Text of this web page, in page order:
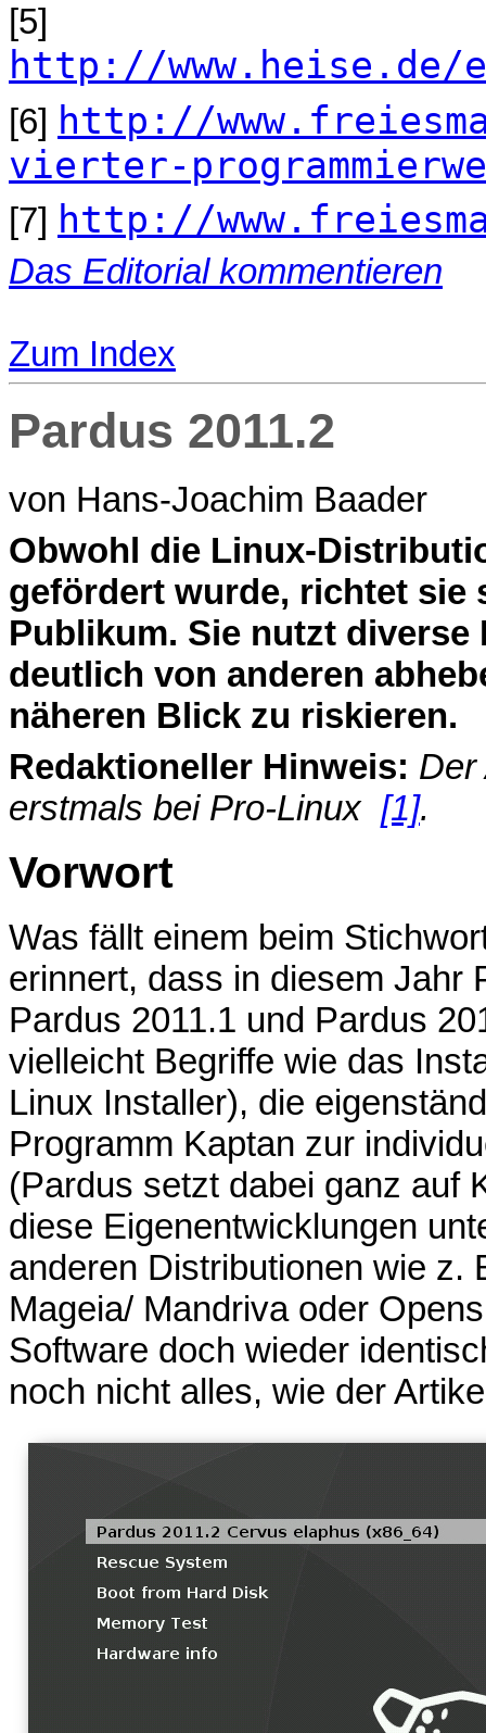
[5]
http://
[6] http://
vierter-
[7] http://
Das Editorial kommentieren
Zum Index
Pardus 2011.2
von Hans-Joachim Baader
Obwohl die Linux-
gefördert wurde, richtet sie
Publikum. Sie nutzt
deutlich von anderen
näheren Blick zu riskieren.
Redaktioneller Hinweis: Der
erstmals bei Pro-Linux [1].
Vorwort
Was fällt einem beim
erinnert, dass in diesem Jahr
Pardus 2011.1 und Pardus
vielleicht Begriffe wie das
Linux Installer), die
Programm Kaptan zur
(Pardus setzt dabei ganz auf
diese Eigenentwicklungen
anderen Distributionen wie z.
Mageia/ Mandriva oder
Software doch wieder
noch nicht alles, wie der